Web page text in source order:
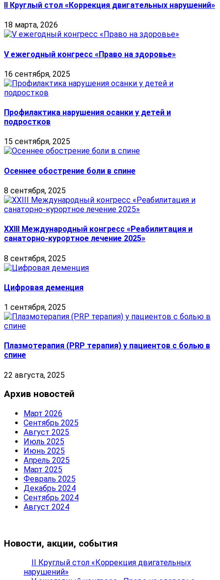
II Круглый стол «Коррекция двигательных нарушений»
18 марта, 2026
V ежегодный конгресс «Право на здоровье»
16 сентября, 2025
Профилактика нарушения осанки у детей и
подростков
15 сентября, 2025
Осеннее обострение боли в спине
8 сентября, 2025
XXIII Международный конгресс «Реабилитация и
санаторно-курортное лечение 2025»
8 сентября, 2025
Цифровая деменция
1 сентября, 2025
Плазмотерапия (PRP терапия) у пациентов с болью в
спине
22 августа, 2025
Архив новостей
Март 2026
Сентябрь 2025
Август 2025
Июль 2025
Июнь 2025
Апрель 2025
Март 2025
Февраль 2025
Декабрь 2024
Сентябрь 2024
Август 2024
Новости, акции, события
II Круглый стол «Коррекция двигательных
нарушений»